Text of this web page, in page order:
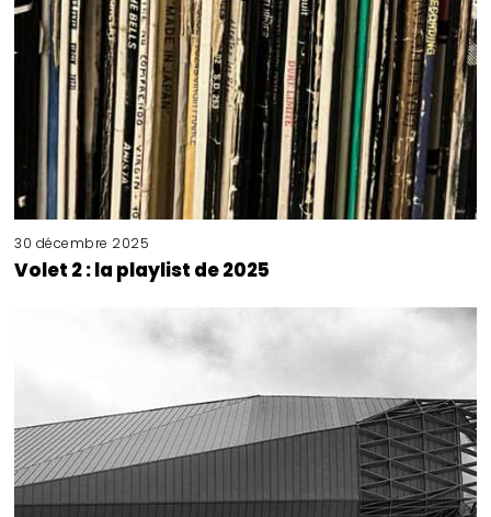
30 décembre 2025
Volet 2 : la playlist de 2025